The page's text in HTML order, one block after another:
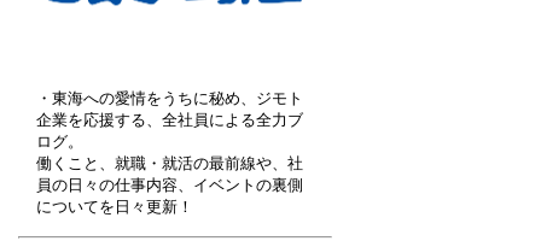
・東海への愛情をうちに秘め、ジモト
企業を応援する、全社員による全力ブ
ログ。
働くこと、就職・就活の最前線や、社
員の日々の仕事内容、イベントの裏側
についてを日々更新！